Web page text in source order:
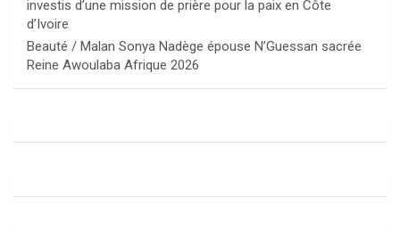
investis d’une mission de prière pour la paix en Côte
d’Ivoire
Beauté / Malan Sonya Nadège épouse N’Guessan sacrée
Reine Awoulaba Afrique 2026